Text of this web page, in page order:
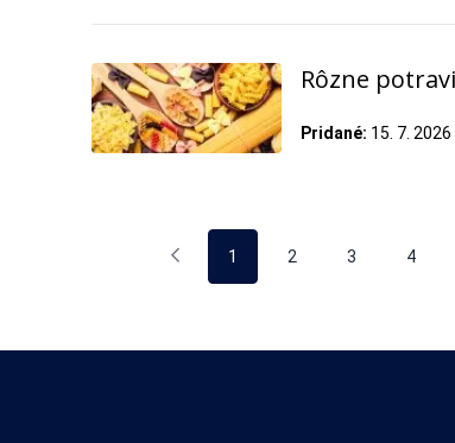
Rôzne
Pridané: 15. 7. 2026
1 2 3 4